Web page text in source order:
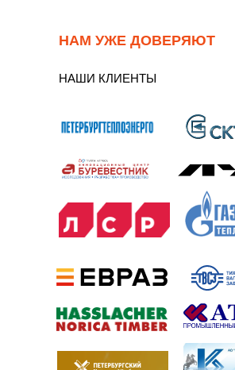
НАМ УЖЕ ДОВЕРЯЮТ
НАШИ КЛИЕНТЫ